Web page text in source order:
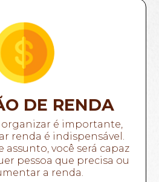
DE RENDA
organizar é importante,
renda é indispensável.
assunto, você será capaz
pessoa que precisa ou
a renda.